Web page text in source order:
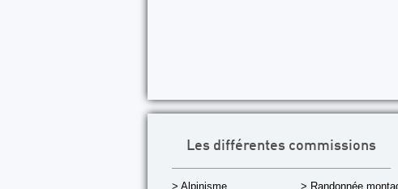
Les différentes commissions
> Alpinisme > Randonnée